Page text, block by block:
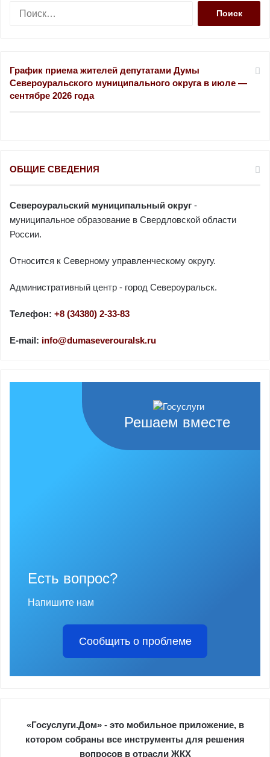
:
График приема жителей депутатами Думы
Североуральского муниципального округа в июле —
сентябре 2026 года
ОБЩИЕ СВЕДЕНИЯ
Североуральский муниципальный округ -
муниципальное образование в Свердловской области
России.
Относится к Северному управленческому округу.
Административный центр - город Североуральск.
Телефон: +8 (34380) 2-33-83
E-mail: info@dumaseverouralsk.ru
Решаем вместе
Есть вопрос?
Напишите нам
Сообщить о проблеме
«Госуслуги.Дом» - это мобильное приложение, в
котором собраны все инструменты для решения
вопросов в отрасли ЖКХ